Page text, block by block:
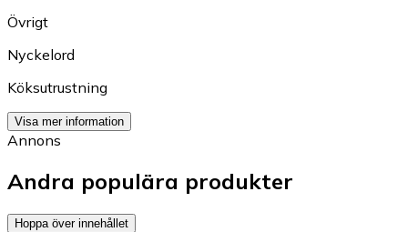
Övrigt
Nyckelord
Köksutrustning
Visa mer information
Annons
Andra populära produkter
Hoppa över innehållet